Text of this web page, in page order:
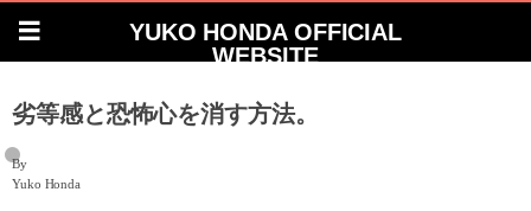
YUKO HONDA OFFICIAL
WEBSITE
劣等感と恐怖心を消す方法。
By
Yuko Honda